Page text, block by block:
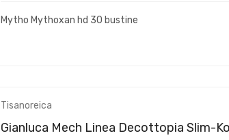
Mytho Mythoxan hd 30 bustine
Tisanoreica
Gianluca Mech Linea Decottopia Slim-